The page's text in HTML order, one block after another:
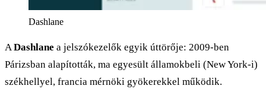
Dashlane
ADashlane a jelszókezelők egyik úttörője: 2009-ben
Párizsban alapították, ma egyesült államokbeli (New York-i)
székhellyel, francia mérnöki gyökerekkel működik.